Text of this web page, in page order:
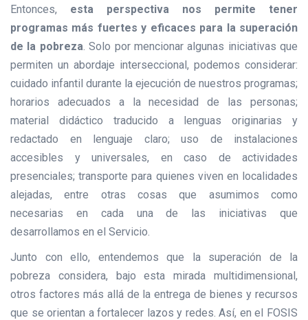
Entonces, esta perspectiva nos permite tener
programas más fuertes y eficaces para la superación
de la pobreza. Solo por mencionar algunas iniciativas que
permiten un abordaje interseccional, podemos considerar:
cuidado infantil durante la ejecución de nuestros programas;
horarios adecuados a la necesidad de las personas;
material didáctico traducido a lenguas originarias y
redactado en lenguaje claro; uso de instalaciones
accesibles y universales, en caso de actividades
presenciales; transporte para quienes viven en localidades
alejadas, entre otras cosas que asumimos como
necesarias en cada una de las iniciativas que
desarrollamos en el Servicio.
Junto con ello, entendemos que la superación de la
pobreza considera, bajo esta mirada multidimensional,
otros factores más allá de la entrega de bienes y recursos
que se orientan a fortalecer lazos y redes. Así, en el FOSIS